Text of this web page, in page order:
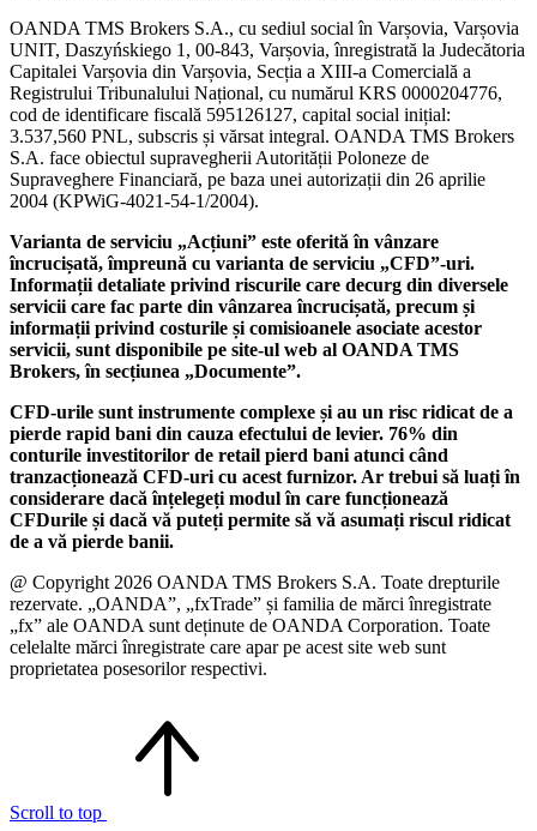
OANDA TMS Brokers S.A., cu sediul social în Varșovia, Varșovia
UNIT, Daszyńskiego 1, 00-843, Varșovia, înregistrată la Judecătoria
Capitalei Varșovia din Varșovia, Secția a XIII-a Comercială a
Registrului Tribunalului Național, cu numărul KRS 0000204776,
cod de identificare fiscală 595126127, capital social inițial:
3.537,560 PNL, subscris și vărsat integral. OANDA TMS Brokers
S.A. face obiectul supravegherii Autorității Poloneze de
Supraveghere Financiară, pe baza unei autorizații din 26 aprilie
2004 (KPWiG-4021-54-1/2004).
Varianta de serviciu „Acțiuni” este oferită în vânzare
încrucișată, împreună cu varianta de serviciu „CFD”-uri.
Informații detaliate privind riscurile care decurg din diversele
servicii care fac parte din vânzarea încrucișată, precum și
informații privind costurile și comisioanele asociate acestor
servicii, sunt disponibile pe site-ul web al OANDA TMS
Brokers, în secțiunea „Documente”.
CFD-urile sunt instrumente complexe și au un risc ridicat de a
pierde rapid bani din cauza efectului de levier. 76% din
conturile investitorilor de retail pierd bani atunci când
tranzacționează CFD-uri cu acest furnizor. Ar trebui să luați în
considerare dacă înțelegeți modul în care funcționează
CFDurile și dacă vă puteți permite să vă asumați riscul ridicat
de a vă pierde banii.
@ Copyright 2026 OANDA TMS Brokers S.A. Toate drepturile
rezervate. „OANDA”, „fxTrade” și familia de mărci înregistrate
„fx” ale OANDA sunt deținute de OANDA Corporation. Toate
celelalte mărci înregistrate care apar pe acest site web sunt
proprietatea posesorilor respectivi.
Scroll to top